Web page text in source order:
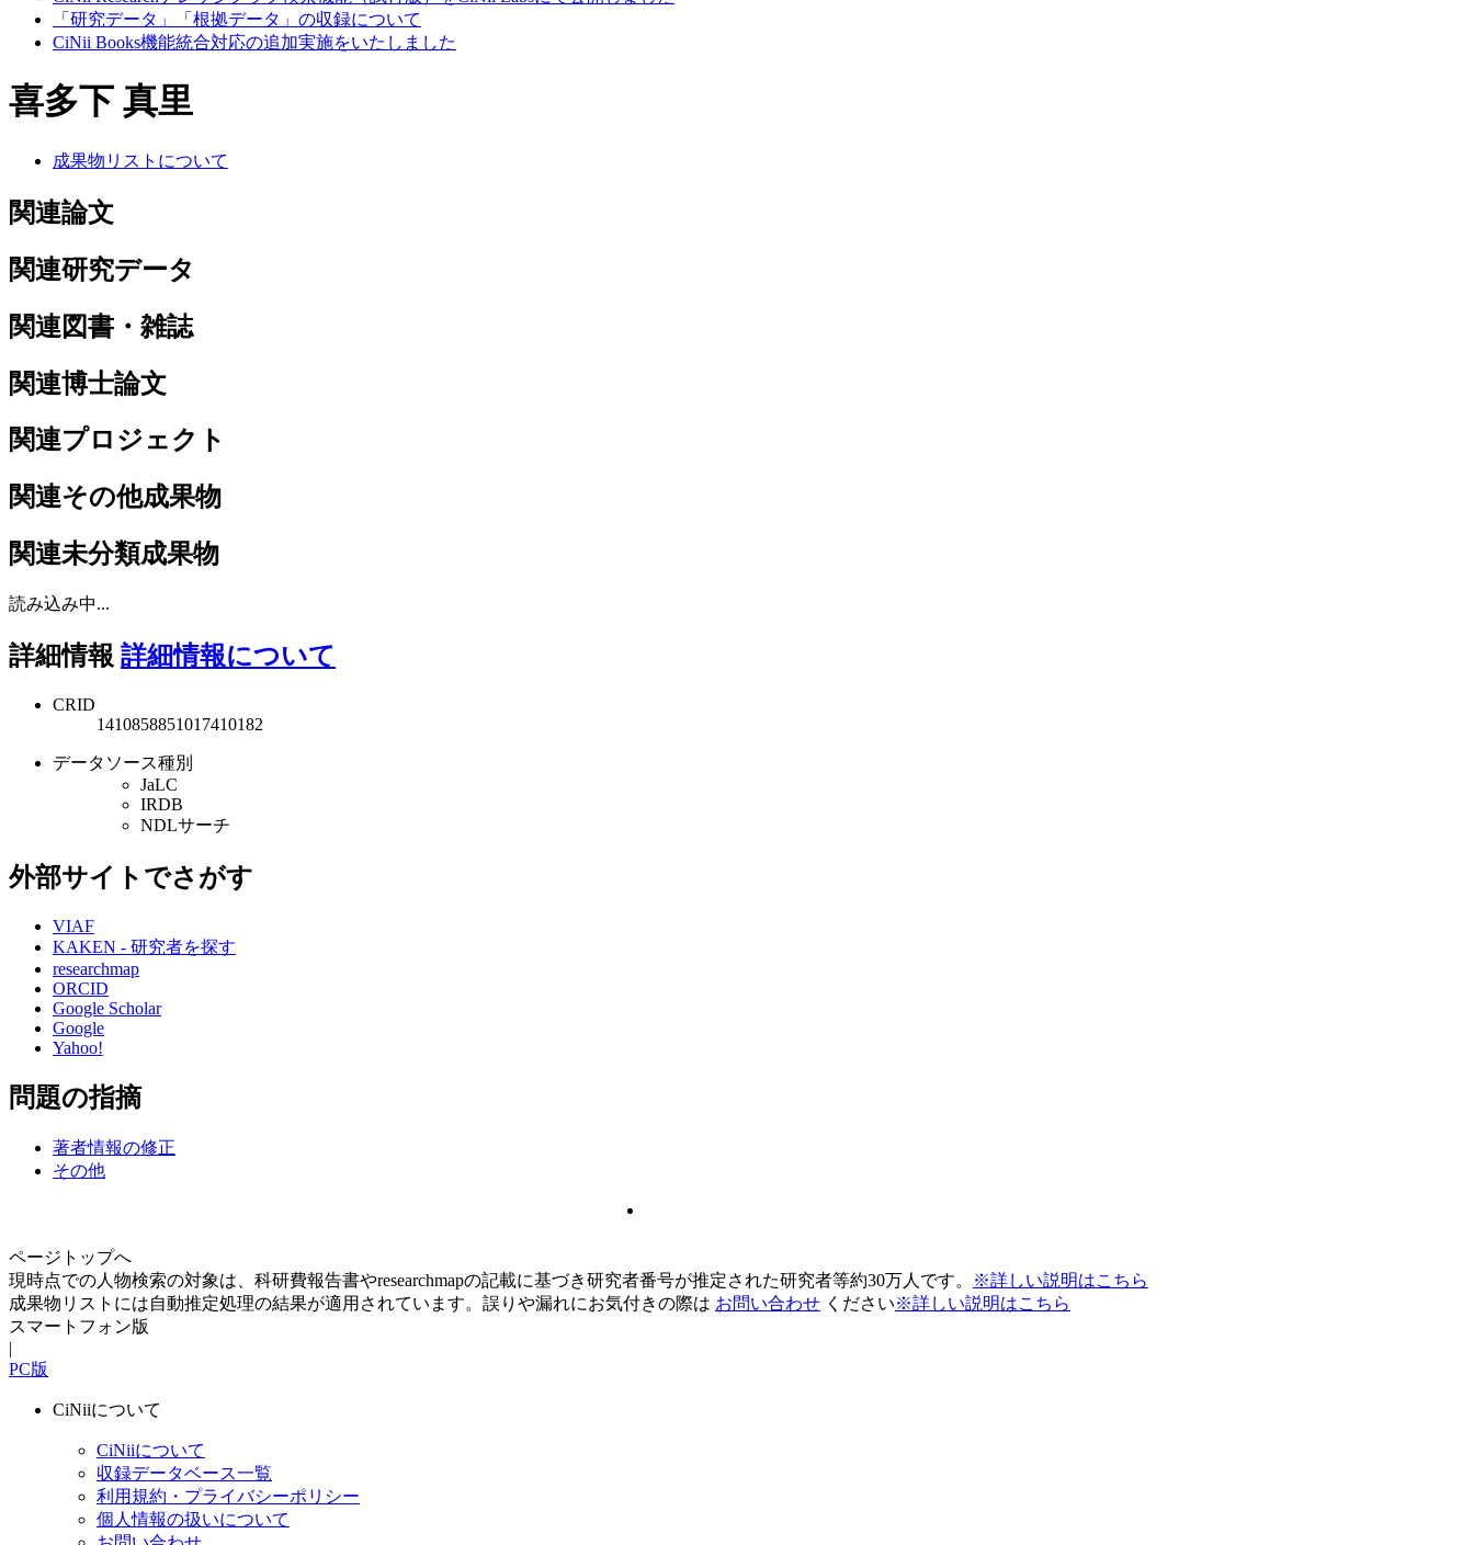
「研究データ」「根拠データ」の収録について
CiNii Books機能統合対応の追加実施をいたしました
喜多下 真里
成果物リストについて
関連論文
関連研究データ
関連図書・雑誌
関連博士論文
関連プロジェクト
関連その他成果物
関連未分類成果物
読み込み中...
詳細情報 詳細情報について
CRID
1410858851017410182
データソース種別
JaLC
IRDB
NDLサーチ
外部サイトでさがす
VIAF
KAKEN - 研究者を探す
researchmap
ORCID
Google Scholar
Google
Yahoo!
問題の指摘
著者情報の修正
その他
ページトップへ
現時点での人物検索の対象は、科研費報告書やresearchmapの記載に基づき研究者番号が推定された研究者等約30万人です。
※詳しい説明はこちら
成果物リストには自動推定処理の結果が適用されています。誤りや漏れにお気付きの際は お問い合わせ ください※詳しい説明はこちら
スマートフォン版
|
PC版
CiNiiについて
CiNiiについて
収録データベース一覧
利用規約・プライバシーポリシー
個人情報の扱いについて